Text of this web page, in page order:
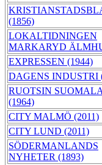
(1856)
LOKALTIDNINGEN
MARKARYD
EXPRESSEN (1944)
DAGENS INDUSTRI
RUOTSIN
(1964)
CITY MALMÖ (2011)
CITY LUND (2011)
SÖDERMANLANDS
NYHETER (1893)